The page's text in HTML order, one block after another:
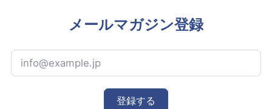
メールマガジン登録
登録する